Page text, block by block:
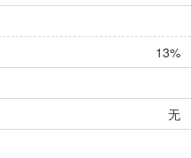
13%
无